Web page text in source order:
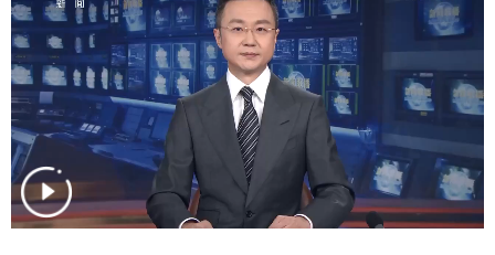
学术中国 乡村振兴 银龄 溯源中国
城市 旅游 能源 会展
彩票 娱乐 时尚
公益 一带一路 亚太网 上市公司
文化产业